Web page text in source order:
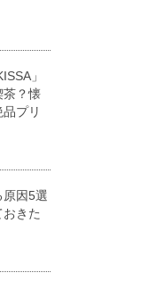
」
茶？懐
プリ
原因5選
おきた